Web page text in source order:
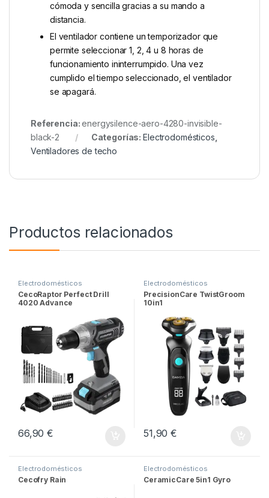
cómoda y sencilla gracias a su mando a
distancia.
El ventilador contiene un temporizador que
permite seleccionar 1, 2, 4 u 8 horas de
funcionamiento ininterrumpido. Una vez
cumplido el tiempo seleccionado, el ventilador
se apagará.
Referencia:energysilence-aero-4280-invisible-
black-2
Categorías:Electrodomésticos
Ventiladores de techo
Productos relacionados
Electrodomésticos
CecoRaptor Perfect Drill
4020 Advance
66,90€
Electrodomésticos
PrecisionCare TwistGroom
10in1
51,90€
Electrodomésticos
Cecofry Rain
Electrodomésticos
CeramicCare 5in1 Gyro